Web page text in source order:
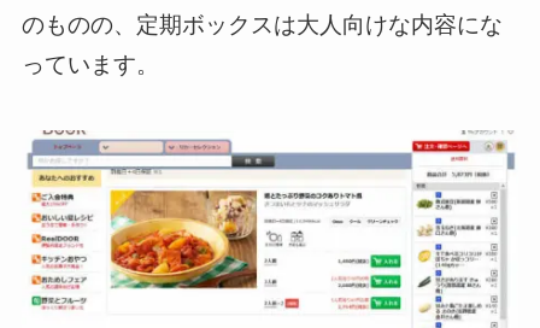
のものの、定期ボックスは大人向けな内容にな
っています。